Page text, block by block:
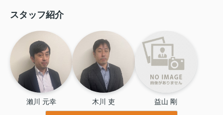
いきたいと思っております♪
ムな空間でゆったりと床屋さんの
シェービングを堪能して下さい！
日々の疲れを癒して頂けるメニュー
もご用意しております☆ 人目気に
せず女性のお客様もご来店お待ちし
ております♪ 最新情報をLINEで配信
中！LINE限定のお得な情報をチェ
ックしてください。以下のリンク
時間以上ご利用（駐車
300円OFF
スタッフ紹介
瀨川 元幸 木川 吏 益山 剛